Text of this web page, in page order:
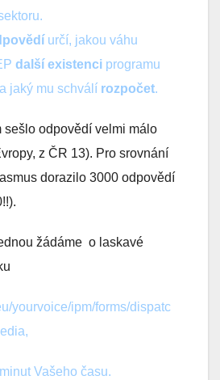
určí, jakou váhu
další existenci programu
jaký mu schválí rozpočet.
sešlo odpovědí velmi málo
z ČR 13). Pro srovnání
dorazilo 3000 odpovědí
žádáme o laskavé
yourvoice/ipm/forms/dispatc
,
Vašeho času.